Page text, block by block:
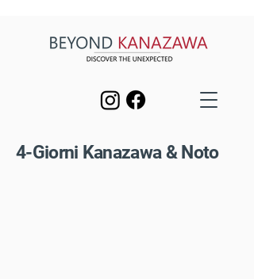
4-Giorni Kanazawa & Noto